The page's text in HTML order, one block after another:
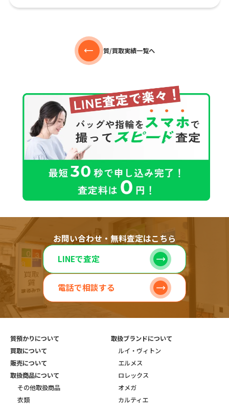
質/買取実績一覧へ
お問い合わせ・無料査定はこちら
LINEで査定
電話で相談する
質預かりについて
買取について
販売について
取扱商品について
その他取扱商品
衣類
取扱ブランドについて
ルイ・ヴィトン
エルメス
ロレックス
オメガ
カルティエ